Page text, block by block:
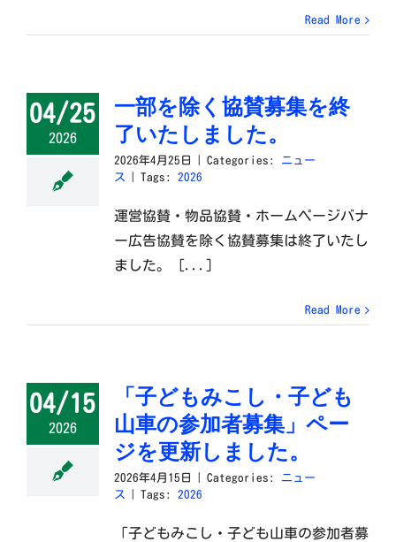
Read More
04/25
2026
一部を除く協賛募集を終
了いたしました。
2026年4月25日 Categories: ニュー
ス
Tags: 2026
運営協賛・物品協賛・ホームページバナ
ー広告協賛を除く協賛募集は終了いたし
ました。 [...]
Read More
04/15
2026
「子どもみこし・子ども
山車の参加者募集」ペー
ジを更新しました。
2026年4月15日 Categories: ニュー
ス
Tags: 2026
「子どもみこし・子ども山車の参加者募